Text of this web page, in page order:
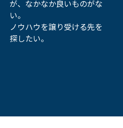
が、なかなか良いものがな
い。
ノウハウを譲り受ける先を
探したい。